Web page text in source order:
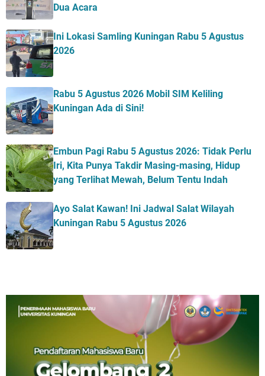
Dua Acara
Ini Lokasi Samling Kuningan Rabu 5 Agustus
2026
Rabu 5 Agustus 2026 Mobil SIM Keliling
Kuningan Ada di Sini!
Embun Pagi Rabu 5 Agustus 2026: Tidak Perlu
Iri, Kita Punya Takdir Masing-masing, Hidup
yang Terlihat Mewah, Belum Tentu Indah
Ayo Salat Kawan! Ini Jadwal Salat Wilayah
Kuningan Rabu 5 Agustus 2026